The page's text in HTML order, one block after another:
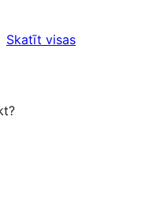
Skatīt visas